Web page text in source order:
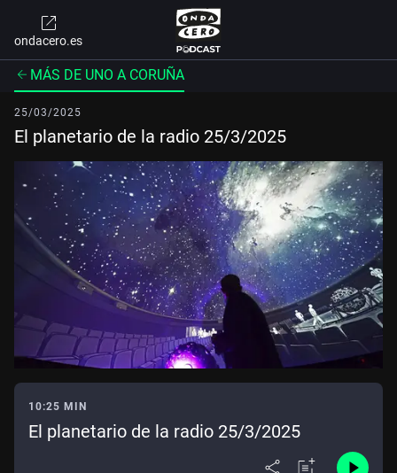
ondacero.es
MÁS DE UNO A CORUÑA
25/03/2025
El planetario de la radio 25/3/2025
10:25 MIN
El planetario de la radio 25/3/2025